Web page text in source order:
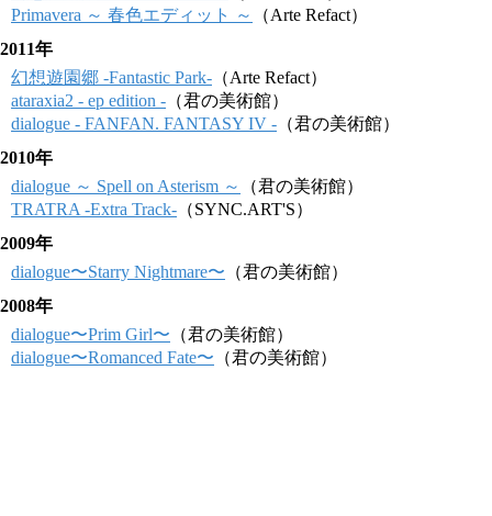
Primavera ～ 春色エディット ～
（Arte Refact）
2011年
幻想遊園郷 -Fantastic Park- （Arte Refact）
ataraxia2 - ep edition - （君の美術館）
dialogue - FANFAN. FANTASY IV - （君の美術館）
2010年
dialogue ～ Spell on Asterism ～
（君の美術館）
TRATRA -Extra Track- （SYNC.ART'S）
2009年
dialogue〜Starry Nightmare〜 （君の美術館）
2008年
dialogue〜Prim Girl〜 （君の美術館）
dialogue〜Romanced Fate〜 （君の美術館）